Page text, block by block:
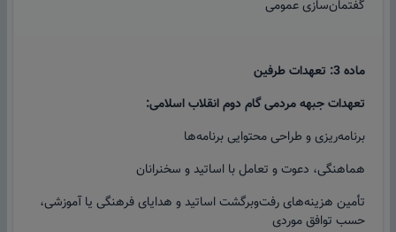
گفتمان‌سازی عمومی
ماده 3: تعهدات طرفین
تعهدات جبهه مردمی گام دوم انقلاب اسلامی:
برنامه‌ریزی و طراحی محتوایی برنامه‌ها
هماهنگی، دعوت و تعامل با اساتید و سخنرانان
تأمین هزینه‌های رفت‌وبرگشت اساتید و هدایای فرهنگی یا آموزشی،
حسب توافق موردی